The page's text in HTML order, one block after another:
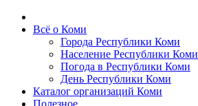
Всё о Коми
Города Республики Коми
Население Республики Коми
Погода в Республики Коми
День Республики Коми
Каталог организаций Коми
Полезное